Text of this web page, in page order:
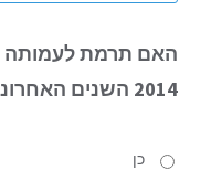
האם
2014 השנים האחרונות?
כן